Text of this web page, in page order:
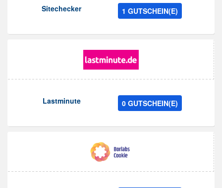
Sitechecker 1 GUTSCHEIN(E)
Lastminute 0 GUTSCHEIN(E)